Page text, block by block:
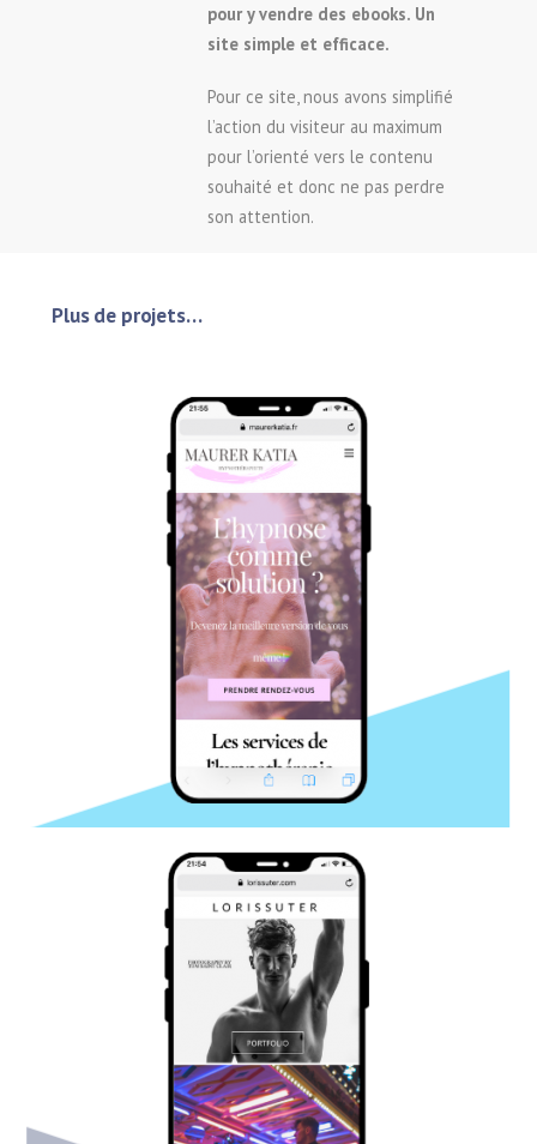
pour y vendre des ebooks. Un
site simple et efficace.
Pour ce site, nous avons simplifié
l’action du visiteur au maximum
pour l’orienté vers le contenu
souhaité et donc ne pas perdre
son attention.
Plus de projets…